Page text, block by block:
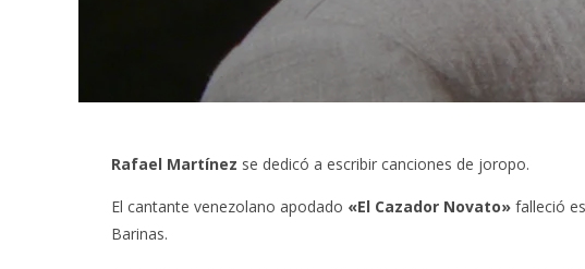
Rafael Martínez se dedicó a escribir canciones de joropo.
El cantante venezolano apodado «El Cazador Novato» falleció
Barinas.